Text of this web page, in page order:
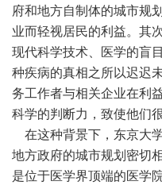
府和地方自制体的城市规
业而轻视居民的利益。其
现代科学技术、医学的盲
种疾病的真相之所以迟迟
务工作者与相关企业在利
科学的判断力，致使他
在这种背景下，东京大
地方政府的城市规划密切
是位于医学界顶端的医